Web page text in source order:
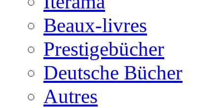
Beaux-livres
Prestigebücher
Deutsche Bücher
Autres